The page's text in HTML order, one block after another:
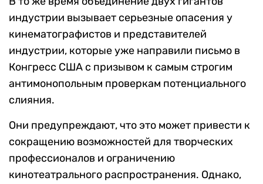
индустрии вызывает серьезные опасения у
кинематографистов и представителей
индустрии, которые уже направили письмо в
Конгресс США с призывом к самым строгим
антимонопольным проверкам потенциального
слияния.
Они предупреждают, что это может привести к
сокращению возможностей для творческих
профессионалов и ограничению
кинотеатрального распространения. Однако,